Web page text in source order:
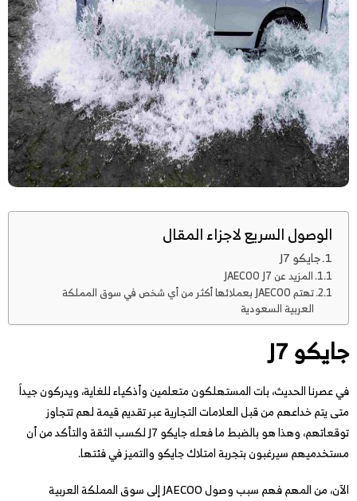
الوصول السريع لاجزاء المقال
جايكو J7
المزيد عن JAECOO J7
تهتم JAECOO بعملائها أكثر من أي شخص في سوق المملكة
العربية السعودية
جايكو J7
في عصرنا الحديث، بات المستهلكون متعلمين وأذكياء للغاية، ويدركون جيداً
متى يتم خداعهم من قبل العلامات التجارية عبر تقديم قيمة لهم تتجاوز
توقعاتهم، وهذا هو بالضبط ما فعله جايكو J7 لكسب الثقة والتأكد من أن
مستخدميهم سيرغبون بتجربة امتلاك جايكو والتميز في فئتها.
الآن، من المهم فهم سبب وصول JAECOO إلى سوق المملكة العربية